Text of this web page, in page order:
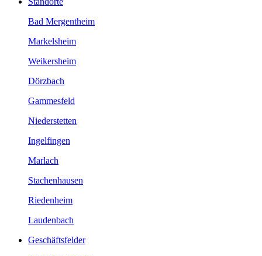
Bad Mergentheim
Markelsheim
Weikersheim
Dörzbach
Gammesfeld
Niederstetten
Ingelfingen
Marlach
Stachenhausen
Riedenheim
Laudenbach
Geschäftsfelder